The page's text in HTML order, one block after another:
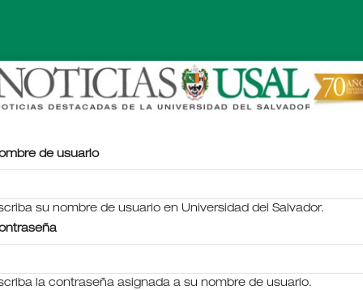
de usuario
su nombre de usuario en Universidad del Salvador.
la contraseña asignada a su nombre de usuario.